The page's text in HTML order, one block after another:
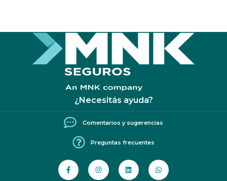
¿Necesitás ayuda?
Comentarios y sugerencias
Preguntas frecuentes